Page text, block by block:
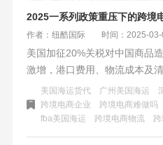
作者：纽酷国际 时间：2025-03-
美国加征20%关税对中国商品
激增，港口费用、物流成本及
商平台卖家面临单量下滑、成
应链升级、市场多元化、海外
应对挑战。
美国海运货代 广州美国海运
跨境电商企业
跨境电商难做吗
fba美国海运
跨境电商物流